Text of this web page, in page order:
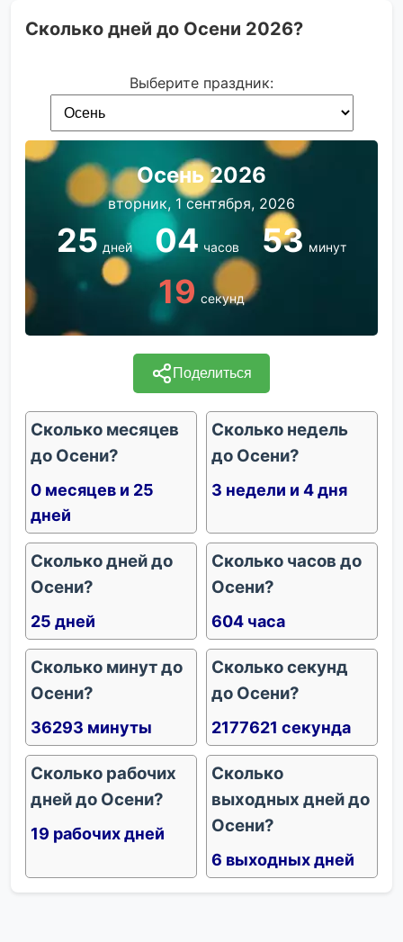
Сколько дней до Осени 2026?
Выберите праздник:
Осень 2026
вторник, 1 сентября, 2026
25 дней 04 часов 53 минут
19 секунд
Поделиться
Сколько месяцев
до Осени?
0 месяцев и 25
дней
Сколько недель
до Осени?
3 недели и 4 дня
Сколько дней до
Осени?
25 дней
Сколько часов до
Осени?
604 часа
Сколько минут до
Осени?
36293 минуты
Сколько секунд
до Осени?
2177621 секунда
Сколько рабочих
дней до Осени?
19 рабочих дней
Сколько
выходных дней до
Осени?
6 выходных дней